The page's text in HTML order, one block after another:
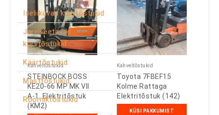
Iseliikuvad korvtõstukid
Järelveetavad
korvtõstukid
Käärtõstukid
Masttõstukid
Roomiktõstukid
Kahveltõstukid
STEINBOCK BOSS
KE20-66 MP MK VII
A-1. Elektritõstuk
(KM2)
Kahveltõstukid
Toyota 7FBEF15
Kolme Rattaga
Elektritõstuk (142)
KÜSI PAKKUMIST